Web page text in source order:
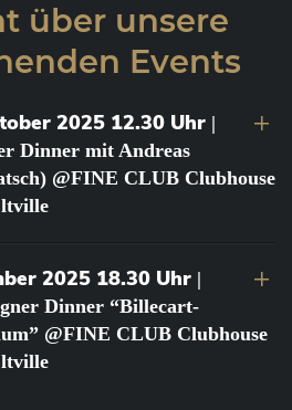
über unsere
Events
2025 12.30 Uhr |
Dinner mit Andreas
@FINE CLUB Clubhouse
2025 18.30 Uhr |
Dinner “Billecart-
@FINE CLUB Clubhouse